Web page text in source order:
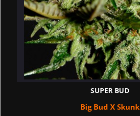
SUPER BUD
Big Bud X Skunk